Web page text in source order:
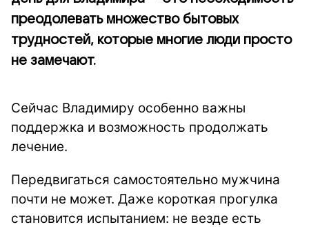
преодолевать множество бытовых
трудностей, которые многие люди просто
не замечают.
Сейчас Владимиру особенно важны
поддержка и возможность продолжать
лечение.
Передвигаться самостоятельно мужчина
почти не может. Даже короткая прогулка
становится испытанием: не везде есть